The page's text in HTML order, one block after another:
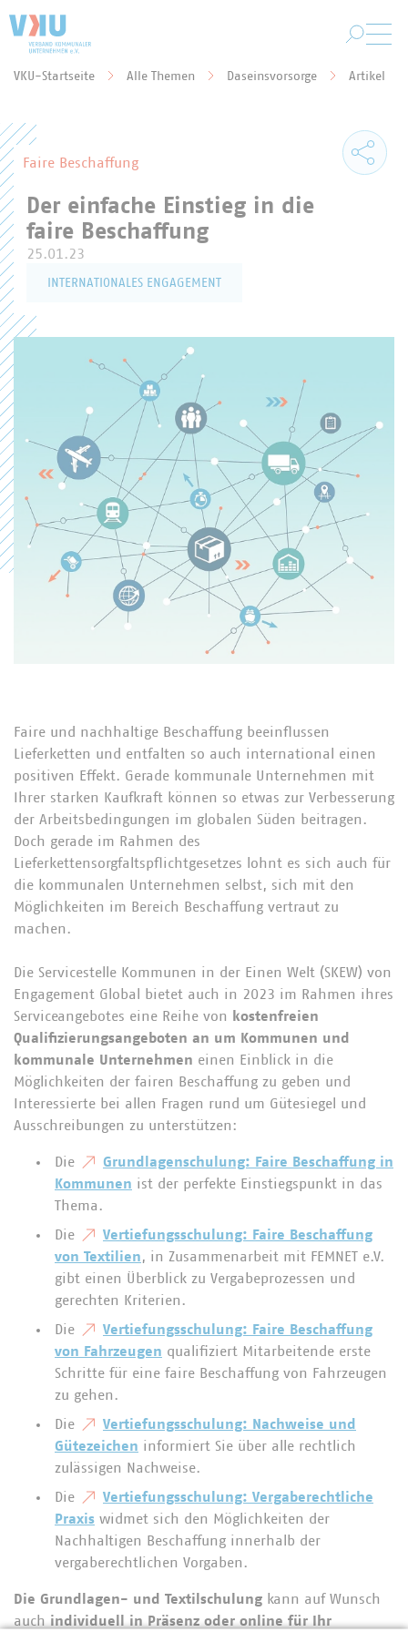
VKU-Startseite Alle Themen Daseinsvorsorge Artikel
Faire Beschaffung
Der einfache Einstieg in die
faire Beschaffung
25.01.23
INTERNATIONALES ENGAGEMENT
Faire und nachhaltige Beschaffung beeinflussen
Lieferketten und entfalten so auch international einen
positiven Effekt. Gerade kommunale Unternehmen mit
Ihrer starken Kaufkraft können so etwas zur Verbesserung
der Arbeitsbedingungen im globalen Süden beitragen.
Doch gerade im Rahmen des
Lieferkettensorgfaltspflichtgesetzes lohnt es sich auch für
die kommunalen Unternehmen selbst, sich mit den
Möglichkeiten im Bereich Beschaffung vertraut zu
machen.
Die Servicestelle Kommunen in der Einen Welt (SKEW) von
Engagement Global bietet auch in 2023 im Rahmen ihres
Serviceangebotes eine Reihe von
kostenfreien
Qualifizierungsangeboten an um Kommunen und
kommunale Unternehmen einen Einblick in die
Möglichkeiten der fairen Beschaffung zu geben und
Interessierte bei allen Fragen rund um Gütesiegel und
Ausschreibungen zu unterstützen:
Die
Grundlagenschulung: Faire Beschaffung in
Kommunen ist der perfekte Einstiegspunkt in das
Thema.
Die
Vertiefungsschulung: Faire Beschaffung
von Textilien, in Zusammenarbeit mit FEMNET e.V.
gibt einen Überblick zu Vergabeprozessen und
gerechten Kriterien.
Die
Vertiefungsschulung: Faire Beschaffung
von Fahrzeugen qualifiziert Mitarbeitende erste
Schritte für eine faire Beschaffung von Fahrzeugen
zu gehen.
Die
Vertiefungsschulung: Nachweise und
Gütezeichen informiert Sie über alle rechtlich
zulässigen Nachweise.
Die
Vertiefungsschulung: Vergaberechtliche
Praxis widmet sich den Möglichkeiten der
Nachhaltigen Beschaffung innerhalb der
vergaberechtlichen Vorgaben.
Die Grundlagen- und Textilschulung kann auf Wunsch
auch individuell in Präsenz oder online für Ihr